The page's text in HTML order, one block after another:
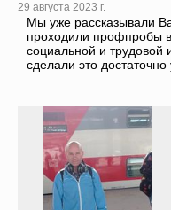
29 августа 2023 г.
Мы уже рассказывали
проходили профпробы
социальной и трудовой
сделали это